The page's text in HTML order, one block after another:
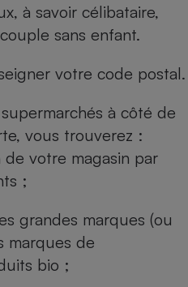
à savoir célibataire,
sans enfant.
votre code postal.
à côté de
vous trouverez :
votre magasin par
;
grandes marques (ou
marques de
bio ;